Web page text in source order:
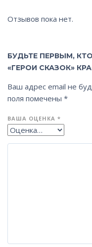
Отзывов пока нет.
БУДЬТЕ ПЕРВЫМ,
«ГЕРОИ СКАЗОК»
Ваш адрес email не
поля помечены *
ВАША ОЦЕНКА *